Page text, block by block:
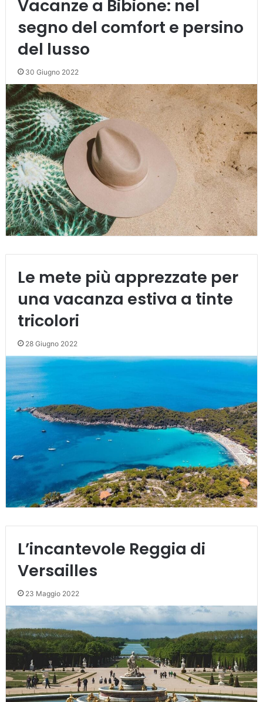
Vacanze a Bibione: nel
segno del comfort e persino
del lusso
30 Giugno 2022
Le mete più apprezzate per
una vacanza estiva a tinte
tricolori
28 Giugno 2022
L’incantevole Reggia di
Versailles
23 Maggio 2022